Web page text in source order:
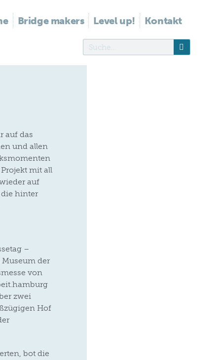
Bridge makers Level up! Kontakt
auf das
und allen
mit all
auf
hinter
–
Museum der
von
zwei
Hof
bot die